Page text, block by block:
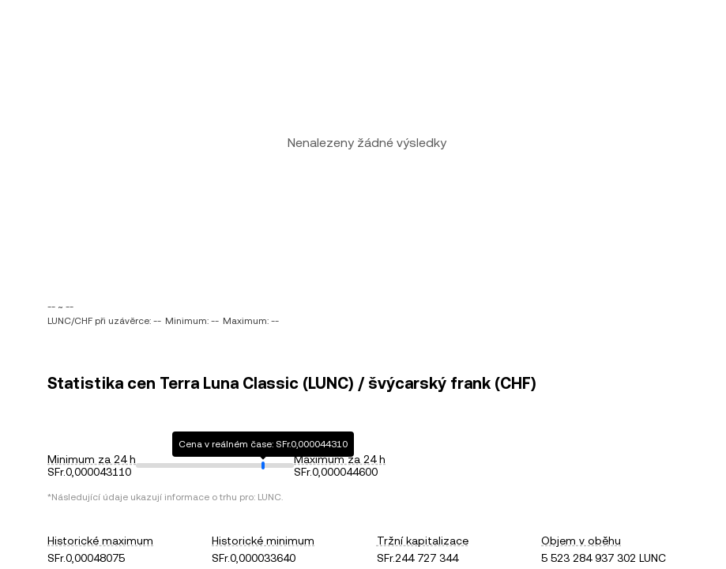
Nenalezeny žádné výsledky
-- ~ --
LUNC/CHF při uzávěrce: -- Minimum: -- Maximum: --
Statistika cen Terra Luna Classic (LUNC) / švýcarský frank (CHF)
Minimum za 24 h
SFr.0,000043110
Cena v reálném čase: SFr.0,000044310
Maximum za 24 h
SFr.0,000044600
*Následující údaje ukazují informace o trhu pro: LUNC.
Historické maximum
SFr.0,00048075
Historické minimum
SFr.0,000033640
Tržní kapitalizace
SFr.244 727 344
Objem v oběhu
5 523 284 937 302 LUNC